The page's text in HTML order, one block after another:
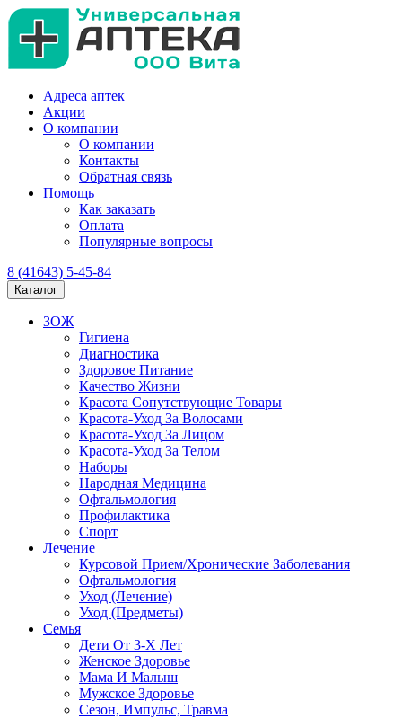
Адреса аптек
Акции
О компании
О компании
Контакты
Обратная связь
Помощь
Как заказать
Оплата
Популярные вопросы
8 (41643) 5-45-84
Каталог
ЗОЖ
Гигиена
Диагностика
Здоровое Питание
Качество Жизни
Красота Сопутствующие Товары
Красота-Уход За Волосами
Красота-Уход За Лицом
Красота-Уход За Телом
Наборы
Народная Медицина
Офтальмология
Профилактика
Спорт
Лечение
Курсовой Прием/Хронические Заболевания
Офтальмология
Уход (Лечение)
Уход (Предметы)
Семья
Дети От 3-Х Лет
Женское Здоровье
Мама И Малыш
Мужское Здоровье
Сезон, Импульс, Травма